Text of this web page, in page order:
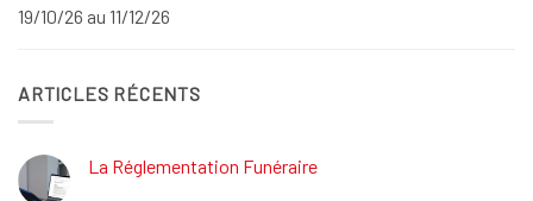
19/10/26 au 11/12/26
ARTICLES RÉCENTS
La Réglementation Funéraire